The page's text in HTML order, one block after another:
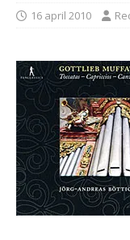
16 april 2010